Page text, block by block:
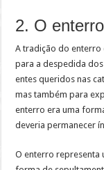
2. O
A tradição do
para a despedida
entes queridos nas
mas também para
enterro era uma
deveria permanecer
O enterro representa